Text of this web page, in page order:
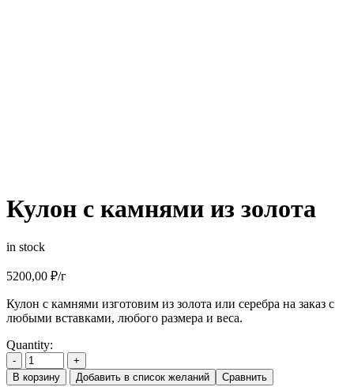
Кулон с камнями из золота
in stock
5200,00 ₽/г
Кулон с камнями изготовим из золота или серебра на заказ с
любыми вставками, любого размера и веса.
Quantity:
-
+
В корзину
Добавить в список желаний Сравнить